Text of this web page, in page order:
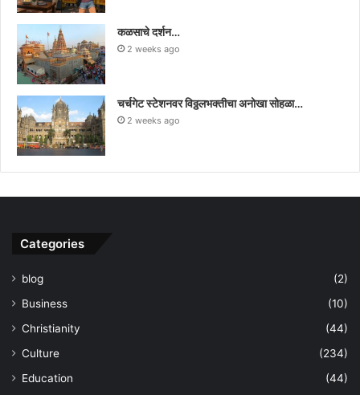
कळसाचे दर्शन…
2 weeks ago
चर्चगेट स्टेशनवर विठ्ठलभक्तीचा अनोखा सोहळा…
2 weeks ago
Categories
blog
(2)
Business
(10)
Christianity
(44)
Culture
(234)
Education
(44)